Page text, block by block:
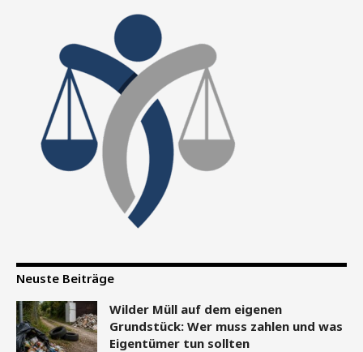
Neuste Beiträge
Wilder Müll auf dem eigenen
Grundstück: Wer muss zahlen und was
Eigentümer tun sollten